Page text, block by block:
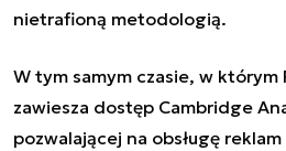
nietrafioną metodologią.
W tym samym czasie, w którym
zawiesza dostęp Cambridge
pozwalającej na obsługę